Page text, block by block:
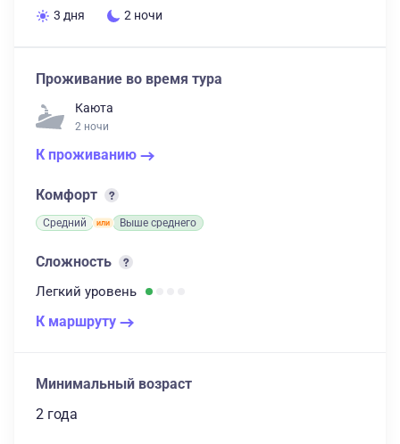
3 дня 2 ночи
Проживание во время тура
Каюта
2 ночи
К проживанию
Комфорт
Средний Выше среднего
Сложность
Легкий уровень
К маршруту
Минимальный возраст
2 года